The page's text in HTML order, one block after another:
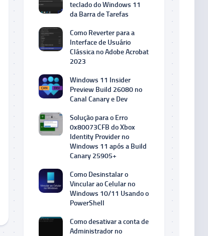
teclado do Windows 11
da Barra de Tarefas
Como Reverter para a
Interface de Usuário
Clássica no Adobe Acrobat
2023
Windows 11 Insider
Preview Build 26080 no
Canal Canary e Dev
Solução para o Erro
0x80073CFB do Xbox
Identity Provider no
Windows 11 após a Build
Canary 25905+
Como Desinstalar o
Vincular ao Celular no
Windows 10/11 Usando o
PowerShell
Como desativar a conta de
Administrador no